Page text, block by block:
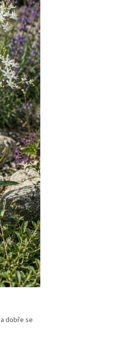
dobře se